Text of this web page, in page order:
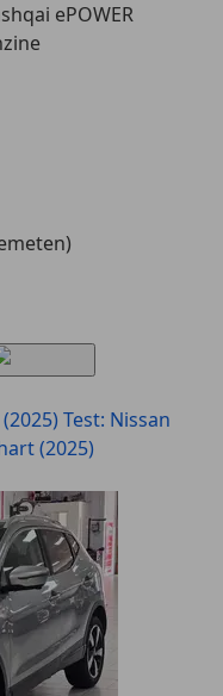
ePOWER
Test: Nissan
(2025)